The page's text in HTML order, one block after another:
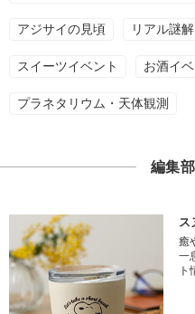
アジサイの見頃 リアル謎
スイーツイベント お酒イ
プラネタリウム・天体観測
編集
ス
癒
一
ト